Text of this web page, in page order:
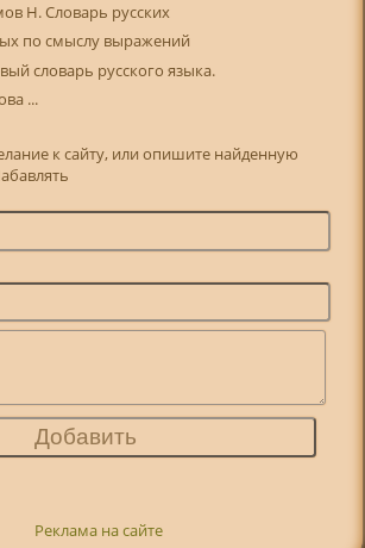
Н. Словарь русских
по смыслу выражений
словарь русского языка.
...
к сайту, или опишите найденную
Реклама на сайте